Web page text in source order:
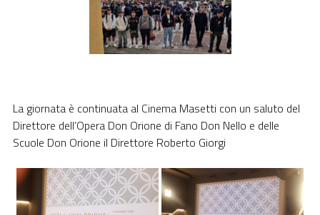
La giornata è continuata al Cinema Masetti con un saluto del
Direttore dell’Opera Don Orione di Fano Don Nello e delle
Scuole Don Orione il Direttore Roberto Giorgi